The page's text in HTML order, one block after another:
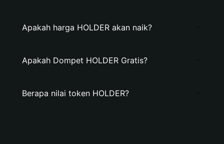
Apakah harga HOLDER akan naik?
Apakah Dompet HOLDER Gratis?
Berapa nilai token HOLDER?